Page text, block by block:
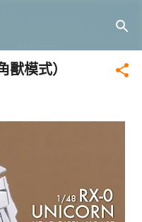
模式）